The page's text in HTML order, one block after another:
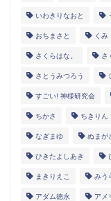
いわきりなおと
おちまさと くみ
さくらはな。 さ
さとうみつろう
すごい! 神様研究会
ちかさ ちきりん
なぎまゆ ぬまが
ひきたよしあき
まきりえこ みう
アダム徳永 アメ